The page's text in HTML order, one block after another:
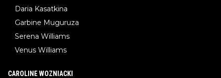
Daria Kasatkina
Garbine Muguruza
Serena Williams
Venus Williams
CAROLINE WOZNIACKI